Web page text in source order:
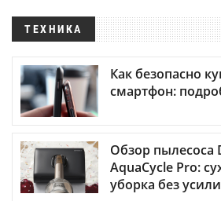
ТЕХНИКА
Как безопасно
смартфон:
Обзор пылесоса
AquaCycle Pro:
уборка без